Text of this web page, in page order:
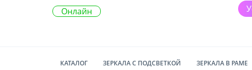
Онлайн
КАТАЛОГ ЗЕРКАЛА С ПОДСВЕТКОЙ ЗЕРКАЛА В РАМЕ